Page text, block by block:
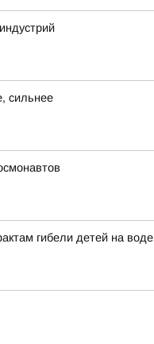
сильнее
гибели детей на воде